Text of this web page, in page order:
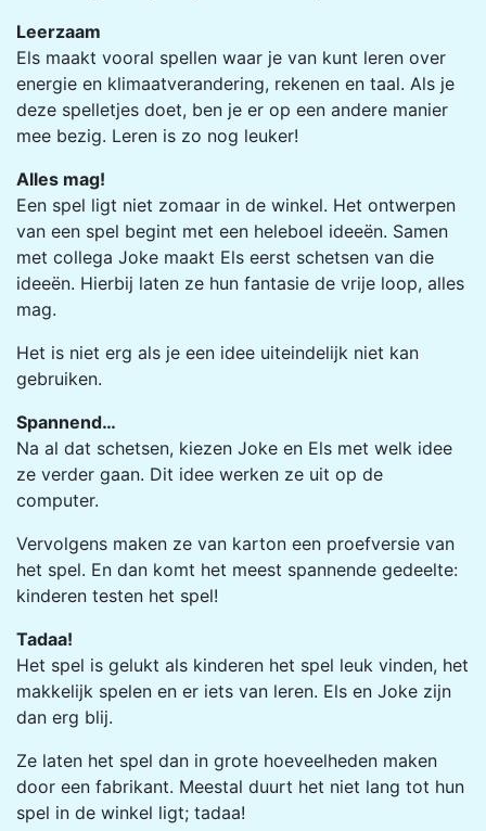
Leerzaam
Els maakt vooral spellen waar je van kunt leren over
energie en klimaatverandering, rekenen en taal. Als je
deze spelletjes doet, ben je er op een andere manier
mee bezig. Leren is zo nog leuker!
Alles mag!
Een spel ligt niet zomaar in de winkel. Het ontwerpen
van een spel begint met een heleboel ideeën. Samen
met collega Joke maakt Els eerst schetsen van die
ideeën. Hierbij laten ze hun fantasie de vrije loop, alles
mag.
Het is niet erg als je een idee uiteindelijk niet kan
gebruiken.
Spannend…
Na al dat schetsen, kiezen Joke en Els met welk idee
ze verder gaan. Dit idee werken ze uit op de
computer.
Vervolgens maken ze van karton een proefversie van
het spel. En dan komt het meest spannende gedeelte:
kinderen testen het spel!
Tadaa!
Het spel is gelukt als kinderen het spel leuk vinden, het
makkelijk spelen en er iets van leren. Els en Joke zijn
dan erg blij.
Ze laten het spel dan in grote hoeveelheden maken
door een fabrikant. Meestal duurt het niet lang tot hun
spel in de winkel ligt; tadaa!